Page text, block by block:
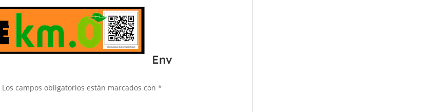
Env
Los campos obligatorios están marcados con*